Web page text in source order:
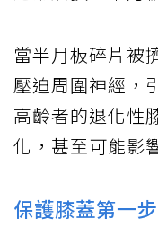
當半月板碎片被
壓迫周圍神經，
高齡者的退化性
化，甚至可能影
保護膝蓋第一